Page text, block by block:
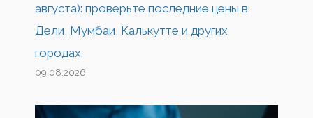
августа): проверьте последние цены в
Дели, Мумбаи, Калькутте и других
городах.
09.08.2026